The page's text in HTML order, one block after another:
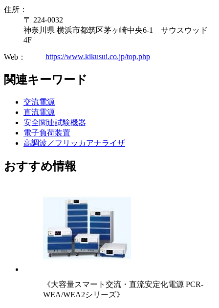
住所：
〒 224-0032
神奈川県 横浜市都筑区茅ヶ崎中央6-1 サウスウッド
4F
Web： https://www.kikusui.co.jp/top.php
関連キーワード
交流電源
直流電源
安全関連試験機器
電子負荷装置
高調波／フリッカアナライザ
おすすめ情報
《大容量スマート交流・直流安定化電源 PCR-
WEA/WEA2シリーズ》